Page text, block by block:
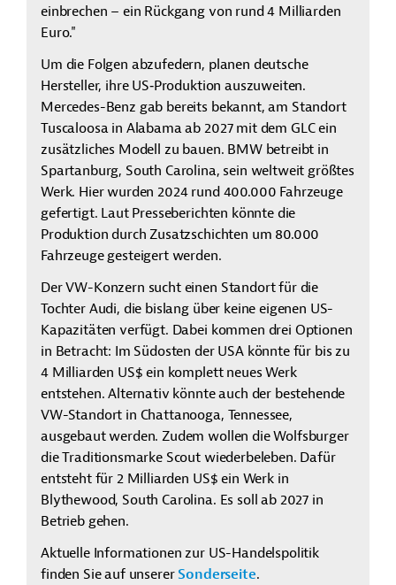
einbrechen – ein Rückgang von rund 4 Milliarden
Euro."
Um die Folgen abzufedern, planen deutsche
Hersteller, ihre US‑Produktion auszuweiten.
Mercedes-Benz gab bereits bekannt, am Standort
Tuscaloosa in Alabama ab 2027 mit dem GLC ein
zusätzliches Modell zu bauen. BMW betreibt in
Spartanburg, South Carolina, sein weltweit größtes
Werk. Hier wurden 2024 rund 400.000 Fahrzeuge
gefertigt. Laut Presseberichten könnte die
Produktion durch Zusatzschichten um 80.000
Fahrzeuge gesteigert werden.
Der VW-Konzern sucht einen Standort für die
Tochter Audi, die bislang über keine eigenen US-
Kapazitäten verfügt. Dabei kommen drei Optionen
in Betracht: Im Südosten der USA könnte für bis zu
4 Milliarden US$ ein komplett neues Werk
entstehen. Alternativ könnte auch der bestehende
VW-Standort in Chattanooga, Tennessee,
ausgebaut werden. Zudem wollen die Wolfsburger
die Traditionsmarke Scout wiederbeleben. Dafür
entsteht für 2 Milliarden US$ ein Werk in
Blythewood, South Carolina. Es soll ab 2027 in
Betrieb gehen.
Aktuelle Informationen zur US-Handelspolitik
finden Sie auf unserer Sonderseite.